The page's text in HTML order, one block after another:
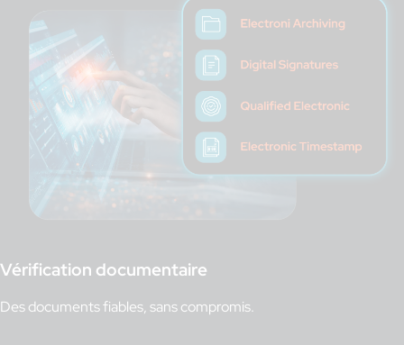
Vérification documentaire
Des documents fiables, sans compromis.